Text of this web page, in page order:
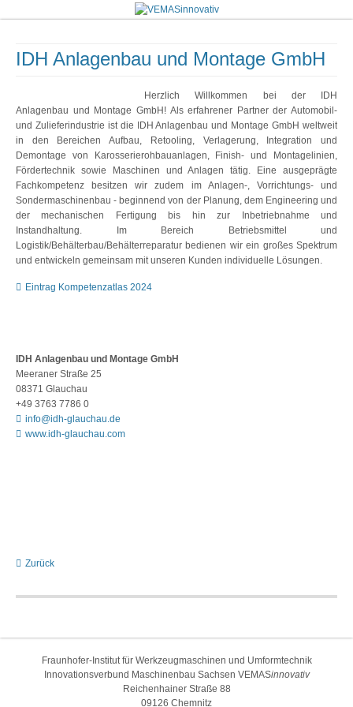
IDH Anlagenbau und Montage GmbH
Herzlich Willkommen bei der IDH
Anlagenbau und Montage GmbH! Als erfahrener Partner der Automobil-
und Zulieferindustrie ist die IDH Anlagenbau und Montage GmbH weltweit
in den Bereichen Aufbau, Retooling, Verlagerung, Integration und
Demontage von Karosserierohbauanlagen, Finish- und Montagelinien,
Fördertechnik sowie Maschinen und Anlagen tätig. Eine ausgeprägte
Fachkompetenz besitzen wir zudem im Anlagen-, Vorrichtungs- und
Sondermaschinenbau - beginnend von der Planung, dem Engineering und
der mechanischen Fertigung bis hin zur Inbetriebnahme und
Instandhaltung. Im Bereich Betriebsmittel und
Logistik/Behälterbau/Behälterreparatur bedienen wir ein großes Spektrum
und entwickeln gemeinsam mit unseren Kunden individuelle Lösungen.
Eintrag Kompetenzatlas 2024
IDH Anlagenbau und Montage GmbH
Meeraner Straße 25
08371 Glauchau
+49 3763 7786 0
info@idh-glauchau.de
www.idh-glauchau.com
Zurück
Fraunhofer-Institut für Werkzeugmaschinen und Umformtechnik
Innovationsverbund Maschinenbau Sachsen VEMASinnovativ
Reichenhainer Straße 88
09126 Chemnitz